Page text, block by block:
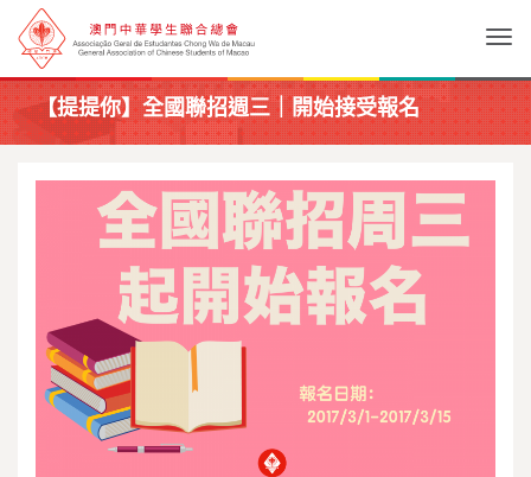
【提提你】全國聯招週三｜開始接受報名